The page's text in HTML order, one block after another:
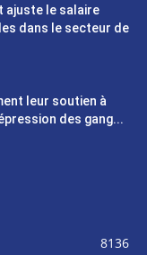
ajuste le salaire
dans le secteur de
leur soutien à
des gang...
8136